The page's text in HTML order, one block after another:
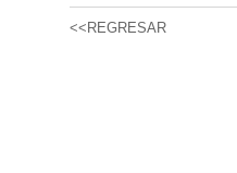
<<REGRESAR